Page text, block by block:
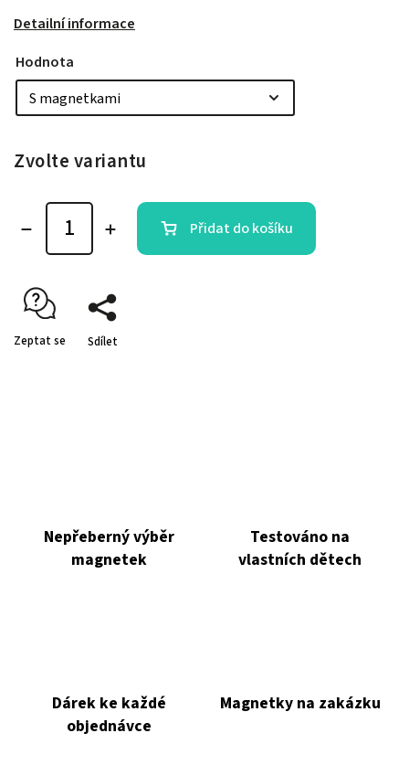
Detailní informace
Hodnota
Zvolte variantu
Přidat do košíku
Zeptat se Sdílet
Nepřeberný výběr
magnetek
Testováno na
vlastních dětech
Dárek ke každé
objednávce
Magnetky na zakázku